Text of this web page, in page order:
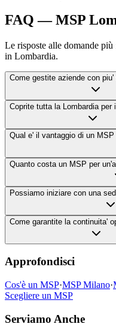
FAQ — MSP
Le risposte alle domande
in Lombardia.
Come gestite aziende con
Coprite tutta la Lombardia per
Qual e' il vantaggio di un
Quanto costa un MSP per
Possiamo iniziare con una
Come garantite la continuita'
Approfondisci
Cos'è un MSP·MSP Milano·
Scegliere un MSP
Serviamo Anche